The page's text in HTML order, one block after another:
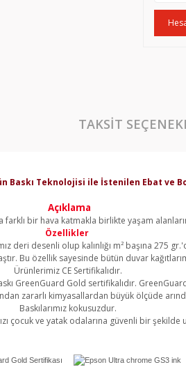
TAKSIT
Baskı Teknolojisi ile İstenilen Ebat ve
Açıklama
farklı bir hava katmakla birlikte yaşam
Özellikler
deri desenli olup kalınlığı m² başına 275
Bu özellik sayesinde bütün duvar
Ürünlerimiz CE Sertifikalıdır.
GreenGuard Gold sertifikalıdır.
zararlı kimyasallardan büyük ölçüde
Baskılarımız kokusuzdur.
çocuk ve yatak odalarına güvenli bir